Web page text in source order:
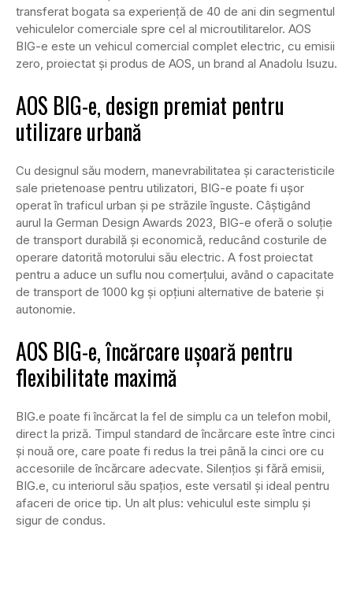
transferat bogata sa experiență de 40 de ani din segmentul
vehiculelor comerciale spre cel al microutilitarelor. AOS
BIG-e este un vehicul comercial complet electric, cu emisii
zero, proiectat și produs de AOS, un brand al Anadolu Isuzu.
AOS BIG-e, design premiat pentru
utilizare urbană
Cu designul său modern, manevrabilitatea și caracteristicile
sale prietenoase pentru utilizatori, BIG-e poate fi ușor
operat în traficul urban și pe străzile înguste. Câștigând
aurul la German Design Awards 2023, BIG-e oferă o soluție
de transport durabilă și economică, reducând costurile de
operare datorită motorului său electric. A fost proiectat
pentru a aduce un suflu nou comerțului, având o capacitate
de transport de 1000 kg și opțiuni alternative de baterie și
autonomie.
AOS BIG-e, încărcare ușoară pentru
flexibilitate maximă
BIG.e poate fi încărcat la fel de simplu ca un telefon mobil,
direct la priză. Timpul standard de încărcare este între cinci
și nouă ore, care poate fi redus la trei până la cinci ore cu
accesoriile de încărcare adecvate. Silențios și fără emisii,
BIG.e, cu interiorul său spațios, este versatil și ideal pentru
afaceri de orice tip. Un alt plus: vehiculul este simplu și
sigur de condus.